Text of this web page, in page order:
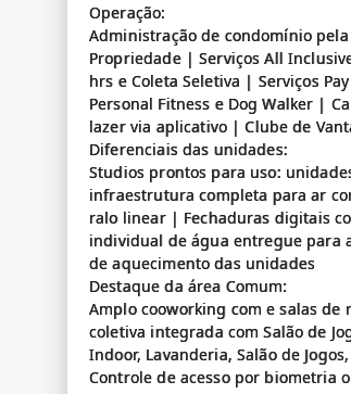
Operação:
Administração de condomínio
Propriedade | Serviços All
hrs e Coleta Seletiva | Serviços
Personal Fitness e Dog Walker |
lazer via aplicativo | Clube de
Diferenciais das unidades:
Studios prontos para uso:
infraestrutura completa para ar
ralo linear | Fechaduras digitais
individual de água entregue para
de aquecimento das unidades
Destaque da área Comum:
Amplo cooworking com e salas
coletiva integrada com Salão de
Indoor, Lavanderia, Salão de
Controle de acesso por biometria